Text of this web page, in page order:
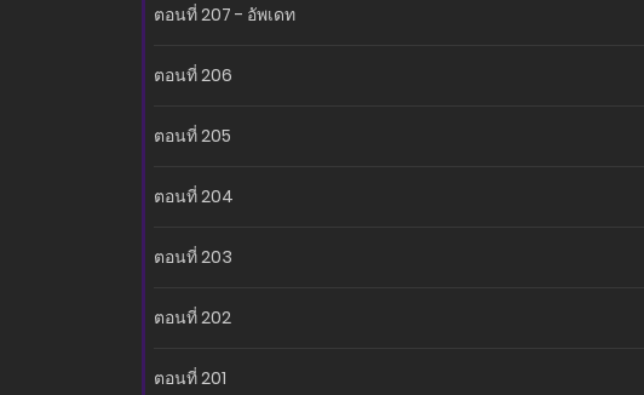
ตอนที่ 207 - อัพเดท
ตอนที่ 206
ตอนที่ 205
ตอนที่ 204
ตอนที่ 203
ตอนที่ 202
ตอนที่ 201